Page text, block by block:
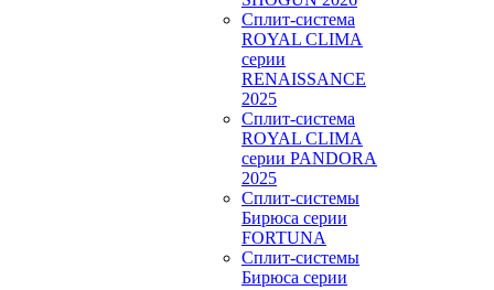
Сплит-система
ROYAL CLIMA
серии
RENAISSANCE
2025
Сплит-система
ROYAL CLIMA
серии PANDORA
2025
Сплит-системы
Бирюса серии
FORTUNA
Сплит-системы
Бирюса серии